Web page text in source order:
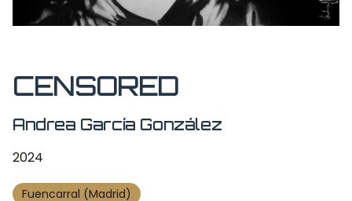
CENSORED
Andrea García González
2024
Fuencarral (Madrid)